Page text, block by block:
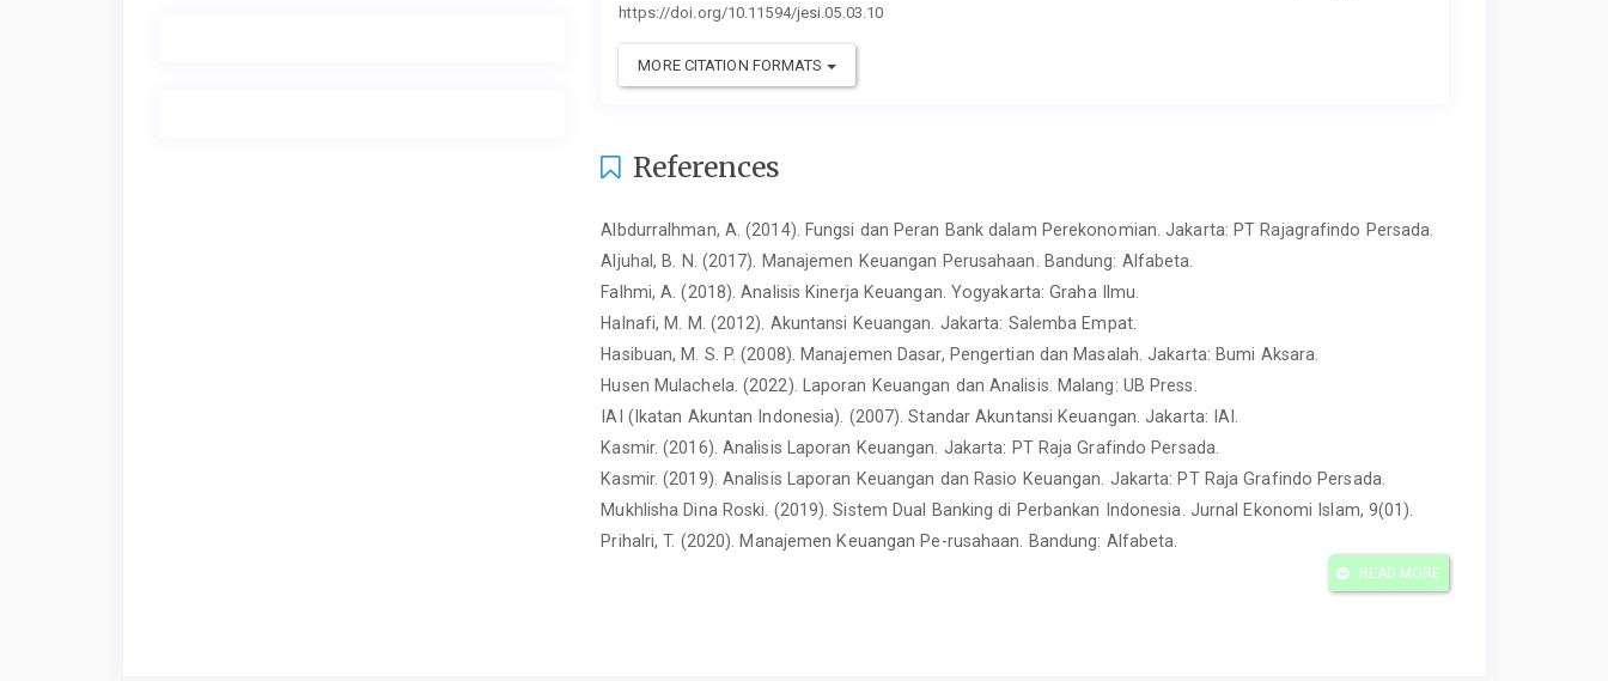
https://doi.org/10.11594/jesi.05.03.10
MORE CITATION FORMATS
References
Albdurralhman, A. (2014). Fungsi dan Peran Bank dalam Perekonomian. Jakarta: PT Rajagrafindo Persada.
Aljuhal, B. N. (2017). Manajemen Keuangan Perusahaan. Bandung: Alfabeta.
Falhmi, A. (2018). Analisis Kinerja Keuangan. Yogyakarta: Graha Ilmu.
Halnafi, M. M. (2012). Akuntansi Keuangan. Jakarta: Salemba Empat.
Hasibuan, M. S. P. (2008). Manajemen Dasar, Pengertian dan Masalah. Jakarta: Bumi Aksara.
Husen Mulachela. (2022). Laporan Keuangan dan Analisis. Malang: UB Press.
IAI (Ikatan Akuntan Indonesia). (2007). Standar Akuntansi Keuangan. Jakarta: IAI.
Kasmir. (2016). Analisis Laporan Keuangan. Jakarta: PT Raja Grafindo Persada.
Kasmir. (2019). Analisis Laporan Keuangan dan Rasio Keuangan. Jakarta: PT Raja Grafindo Persada.
Mukhlisha Dina Roski. (2019). Sistem Dual Banking di Perbankan Indonesia. Jurnal Ekonomi Islam, 9(01).
Prihalri, T. (2020). Manajemen Keuangan Pe-rusahaan. Bandung: Alfabeta.
Putra, R. O. E. (2019). Analisis Rasio Profitabil-itas PT Bank Muamalat Indonesia. Jurnal Akuntansi Modern,
READ MORE